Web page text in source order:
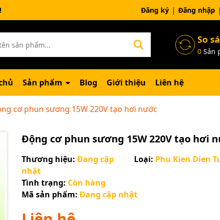
chờ đợi bạn Đăng ký Đăng nhập
So
0Sản
Sản phẩm Blog Giới thiệu Liên hệ
cơ phun sương 15W 220V tạo hơi nước
Động cơ phun sương 15W 220V tạo hơi
Thương hiệu: Đang cập
nhật
Loại: Phu Kien Dien
Tình trạng: Còn hàng
Mã sản phẩm: Đang cập nhật